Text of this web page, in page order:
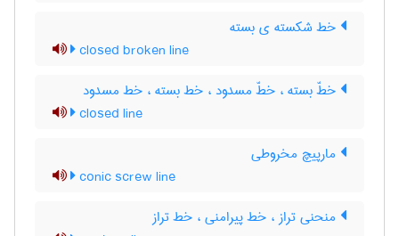
خط شکسته ی بسته
closed broken line
خطّ بسته ، خطّ مسدود ، خط بسته ، خط مسدود
closed line
مارپیچ مخروطی
conic screw line
منحنی تراز ، خط پیرامنی ، خط تراز